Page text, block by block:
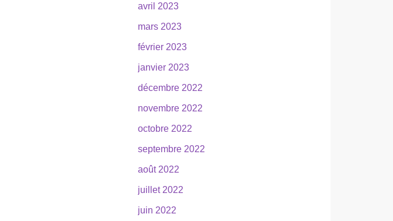
avril 2023
mars 2023
février 2023
janvier 2023
décembre 2022
novembre 2022
octobre 2022
septembre 2022
août 2022
juillet 2022
juin 2022